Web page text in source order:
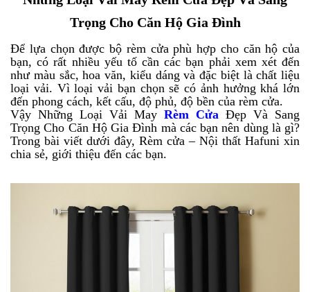
Trọng Cho Căn Hộ Gia Đình
Để lựa chọn được bộ rèm cửa phù hợp cho căn hộ của
bạn, có rất nhiều yếu tố cần các bạn phải xem xét đến
như màu sắc, hoa văn, kiểu dáng và đặc biệt là chất liệu
loại vải. Vì loại vải bạn chọn sẽ có ảnh hưởng khá lớn
đến phong cách, kết cấu, độ phủ, độ bền của rèm cửa.
Vậy Những Loại Vải May Rèm Cửa Đẹp Và Sang
Trọng Cho Căn Hộ Gia Đình mà các bạn nên dùng là gì?
Trong bài viết dưới đây, Rèm cửa – Nội thất Hafuni xin
chia sẻ, giới thiệu đến các bạn.